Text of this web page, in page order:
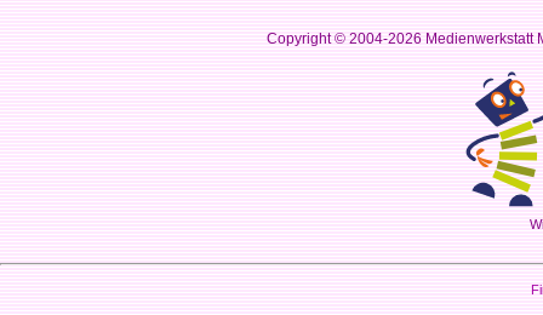
Copyright © 2004-2026Medienwerkstatt